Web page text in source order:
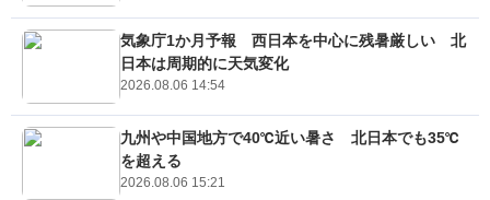
気象庁1か月予報 西日本を中心に残暑厳しい 北
日本は周期的に天気変化
2026.08.06 14:54
九州や中国地方で40℃近い暑さ 北日本でも35℃
を超える
2026.08.06 15:21